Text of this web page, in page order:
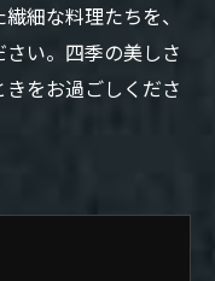
細な料理たちを、
い。四季の美しさ
をお過ごしくださ